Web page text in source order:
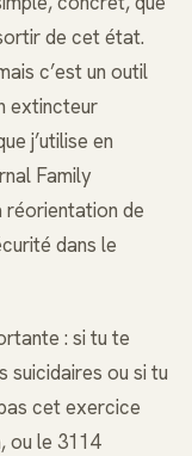
de cet état.
c’est un outil
extincteur
j’utilise en
Family
réorientation de
dans le
: si tu te
suicidaires ou si tu
cet exercice
ou le 3114